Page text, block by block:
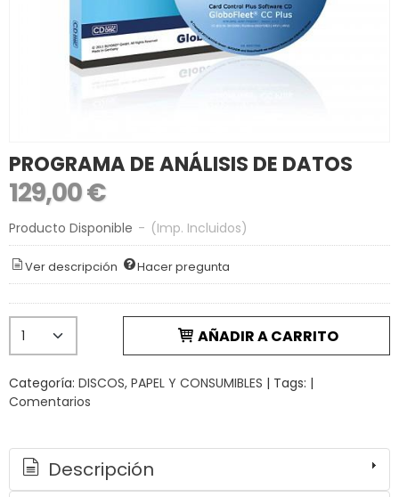
PROGRAMA DE ANÁLISIS DE DATOS
129,00 €
Producto Disponible - (Imp. Incluidos)
Ver descripción Hacer pregunta
AÑADIR A CARRITO
Categoría: DISCOS, PAPEL Y CONSUMIBLES | Tags: |
Comentarios
Descripción